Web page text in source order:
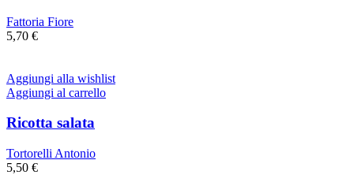
Fattoria Fiore
5,70 €
Aggiungi alla wishlist
Aggiungi al carrello
Ricotta salata
Tortorelli Antonio
5,50 €